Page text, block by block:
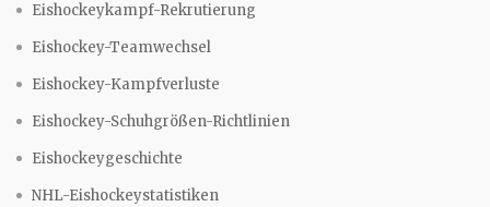
Eishockeykampf-Rekrutierung
Eishockey-Teamwechsel
Eishockey-Kampfverluste
Eishockey-Schuhgrößen-Richtlinien
Eishockeygeschichte
NHL-Eishockeystatistiken